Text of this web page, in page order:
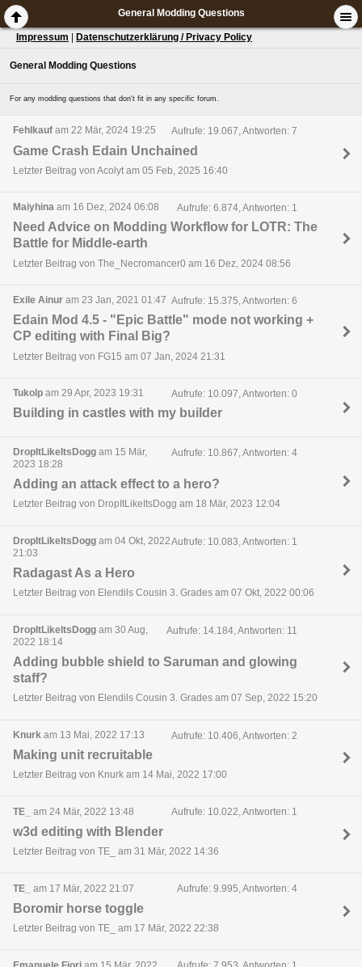
General Modding Questions
Impressum Datenschutzerklärung / Privacy Policy
General Modding Questions
For any modding questions that don't fit in any specific forum.
Fehlkauf am 22 Mär, 2024 19:25 Aufrufe: 19.067, Antworten: 7
Game Crash Edain Unchained
Letzter Beitrag von Acolyt am 05 Feb, 2025 16:40
Maiyhina am 16 Dez, 2024 06:08 Aufrufe: 6.874, Antworten: 1
Need Advice on Modding Workflow for LOTR: The
Battle for Middle-earth
Letzter Beitrag von The_Necromancer0 am 16 Dez, 2024 08:56
Exile Ainur am 23 Jan, 2021 01:47 Aufrufe: 15.375, Antworten: 6
Edain Mod 4.5 - "Epic Battle" mode not working +
CP editing with Final Big?
Letzter Beitrag von FG15 am 07 Jan, 2024 21:31
Tukolp am 29 Apr, 2023 19:31 Aufrufe: 10.097, Antworten: 0
Building in castles with my builder
DropItLikeItsDogg am 15 Mär,
2023 18:28
Aufrufe: 10.867, Antworten: 4
Adding an attack effect to a hero?
Letzter Beitrag von DropItLikeItsDogg am 18 Mär, 2023 12:04
DropItLikeItsDogg am 04 Okt, 2022
21:03
Aufrufe: 10.083, Antworten: 1
Radagast As a Hero
Letzter Beitrag von Elendils Cousin 3. Grades am 07 Okt, 2022 00:06
DropItLikeItsDogg am 30 Aug,
2022 18:14
Aufrufe: 14.184, Antworten: 11
Adding bubble shield to Saruman and glowing
staff?
Letzter Beitrag von Elendils Cousin 3. Grades am 07 Sep, 2022 15:20
Knurk am 13 Mai, 2022 17:13 Aufrufe: 10.406, Antworten: 2
Making unit recruitable
Letzter Beitrag von Knurk am 14 Mai, 2022 17:00
TE_ am 24 Mär, 2022 13:48 Aufrufe: 10.022, Antworten: 1
w3d editing with Blender
Letzter Beitrag von TE_ am 31 Mär, 2022 14:36
TE_ am 17 Mär, 2022 21:07 Aufrufe: 9.995, Antworten: 4
Boromir horse toggle
Letzter Beitrag von TE_ am 17 Mär, 2022 22:38